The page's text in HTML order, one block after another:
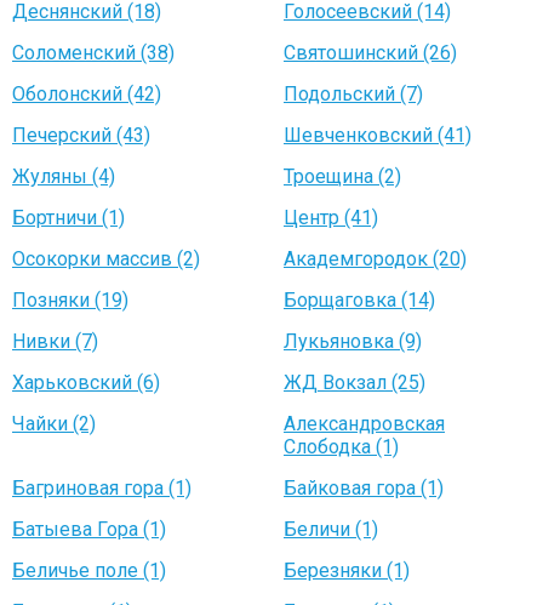
Деснянский (18)
Голосеевский (14)
Соломенский (38)
Святошинский (26)
Оболонский (42)
Подольский (7)
Печерский (43)
Шевченковский (41)
Жуляны (4)
Троещина (2)
Бортничи (1)
Центр (41)
Осокорки массив (2)
Академгородок (20)
Позняки (19)
Борщаговка (14)
Нивки (7)
Лукьяновка (9)
Харьковский (6)
ЖД Вокзал (25)
Чайки (2)
Александровская
Слободка (1)
Багриновая гора (1)
Байковая гора (1)
Батыева Гора (1)
Беличи (1)
Беличье поле (1)
Березняки (1)